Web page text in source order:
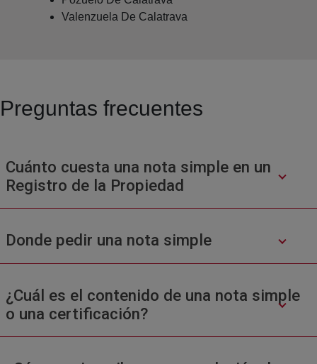
Valenzuela De Calatrava
Preguntas frecuentes
Cuánto cuesta una nota simple en un
Registro de la Propiedad
Donde pedir una nota simple
¿Cuál es el contenido de una nota simple
o una certificación?